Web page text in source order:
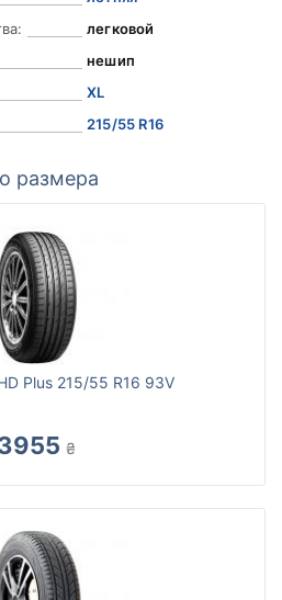
легковой
нешип
XL
215/55 R16
размера
Plus 215/55 R16 93V
₴